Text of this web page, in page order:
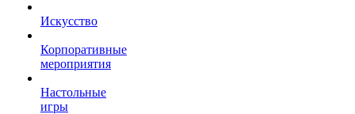
Искусство
Корпоративные
мероприятия
Настольные
игры